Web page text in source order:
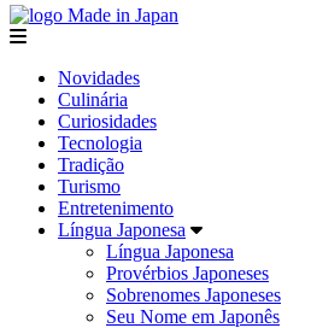
menu
Novidades
Culinária
Curiosidades
Tecnologia
Tradição
Turismo
Entretenimento
Língua Japonesa
Língua Japonesa
Provérbios Japoneses
Sobrenomes Japoneses
Seu Nome em Japonês